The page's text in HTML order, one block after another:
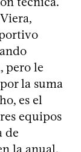
pero le
la suma
es el
equipos
de
la anual,